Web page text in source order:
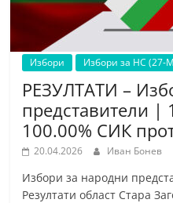
Избори Избори за НС (27-
РЕЗУЛТАТИ –
представители |
100.00% СИК
20.04.2026 Иван Бонев
Избори за народни
Резултати област Стара